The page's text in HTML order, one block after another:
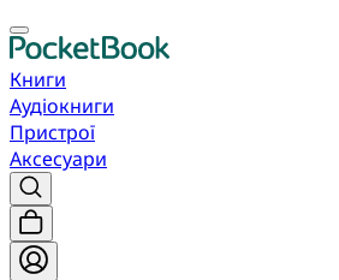
Книги
Аудіокниги
Пристрої
Аксесуари